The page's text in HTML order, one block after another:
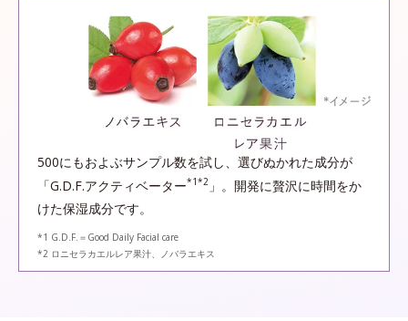
500にもおよぶサンプル数を試し、選びぬかれた成分が
「G.D.F.アクティベーター*1*2 」。開発に贅沢に時間をか
けた保湿成分です。
*1 G.D.F.＝Good Daily Facial care
*2 ロニセラカエルレア果汁、ノバラエキス